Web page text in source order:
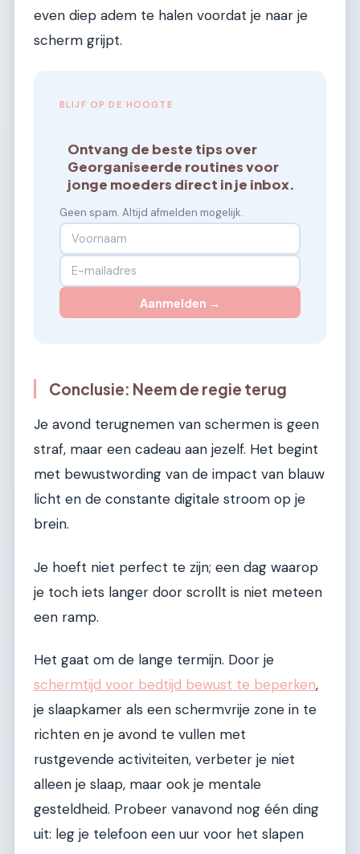
even diep adem te halen voordat je naar je
scherm grijpt.
BLIJF OP DE HOOGTE
Ontvang de beste tips over
Georganiseerde routines voor
jonge moeders direct in je inbox.
Geen spam. Altijd afmelden mogelijk.
Aanmelden →
Conclusie: Neem de regie terug
Je avond terugnemen van schermen is geen
straf, maar een cadeau aan jezelf. Het begint
met bewustwording van de impact van blauw
licht en de constante digitale stroom op je
brein.
Je hoeft niet perfect te zijn; een dag waarop
je toch iets langer door scrollt is niet meteen
een ramp.
Het gaat om de lange termijn. Door je
schermtijd voor bedtijd bewust te beperken,
je slaapkamer als een schermvrije zone in te
richten en je avond te vullen met
rustgevende activiteiten, verbeter je niet
alleen je slaap, maar ook je mentale
gesteldheid. Probeer vanavond nog één ding
uit: leg je telefoon een uur voor het slapen